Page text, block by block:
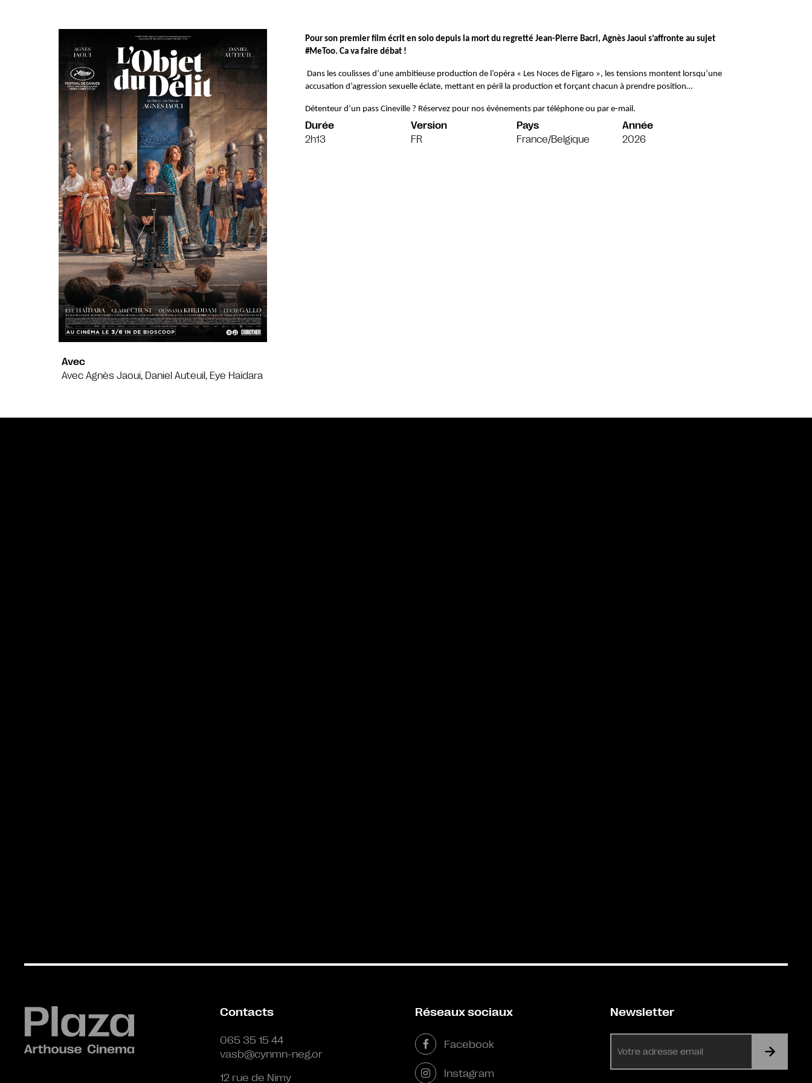
Avec
Avec Agnès Jaoui, Daniel Auteuil, Eye Haïdara
Pour son premier film écrit en solo depuis la mort du regretté Jean-Pierre Bacri, Agnès Jaoui s’affronte au sujet
#MeToo. Ca va faire débat !
Dans les coulisses d’une ambitieuse production de l’opéra « Les Noces de Figaro », les tensions montent lorsqu’une
accusation d’agression sexuelle éclate, mettant en péril la production et forçant chacun à prendre position…
Détenteur d’un pass Cineville ? Réservez pour nos événements par téléphone ou par e-mail.
Durée
2h13
Version
FR
Pays
France/Belgique
Année
2026
Contacts
065 35 15 44
vasb@cynmn-neg.or
12 rue de Nimy
Réseaux sociaux
Facebook
Instagram
Newsletter
mail